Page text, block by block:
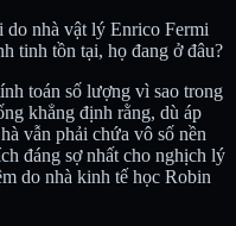
do nhà vật lý Enrico Fermi
tinh tồn tại, họ đang ở đâu?
toán số lượng vì sao trong
khẳng định rằng, dù áp
vẫn phải chứa vô số nền
đáng sợ nhất cho nghịch lý
do nhà kinh tế học Robin